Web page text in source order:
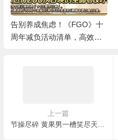
版本最强打手！FGO十周年
从者奥尔加玛丽高低宝实战
上一篇